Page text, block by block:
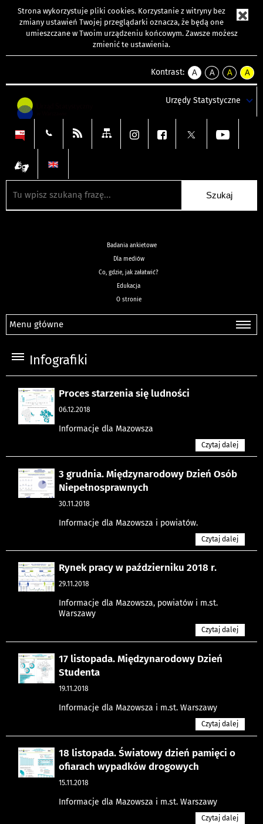
Strona wykorzystuje pliki cookies. Korzystanie z witryny bez
zmiany ustawień Twojej przeglądarki oznacza, że będą one
umieszczane w Twoim urządzeniu końcowym. Zawsze możesz
zmienić te ustawienia.
Kontrast:
A
kontrast
A
kontrast
tekst
czarnym
A
kontrast
tekst
czarnym
A
tekst
żółtym
Urzędy Statystyczne
Badania ankietowe
Dla mediów
Co, gdzie, jak załatwić?
Edukacja
O stronie
Menu główne
Infografiki
Proces starzenia się ludności
06.12.2018
Informacje dla Mazowsza
Czytaj dalej
3 grudnia. Międzynarodowy Dzień Osób
Niepełnosprawnych
30.11.2018
Informacje dla Mazowsza i powiatów.
Czytaj dalej
Rynek pracy w październiku 2018 r.
29.11.2018
Informacje dla Mazowsza, powiatów i m.st.
Warszawy
Czytaj dalej
17 listopada. Międzynarodowy Dzień
Studenta
19.11.2018
Informacje dla Mazowsza i m.st. Warszawy
Czytaj dalej
18 listopada. Światowy dzień pamięci o
ofiarach wypadków drogowych
15.11.2018
Informacje dla Mazowsza i m.st. Warszawy
Czytaj dalej